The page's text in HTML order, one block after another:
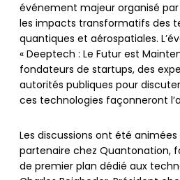
événement majeur organisé par
les impacts transformatifs des
quantiques et aérospatiales.
« Deeptech : Le Futur est
fondateurs de startups, des
autorités publiques pour
ces technologies façonneront
Les discussions ont été
partenaire chez Quantonation,
de premier plan dédié aux